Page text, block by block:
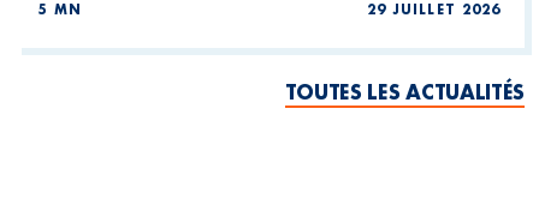
5 MN 29 JUILLET 2026
TOUTES LES ACTUALITÉS